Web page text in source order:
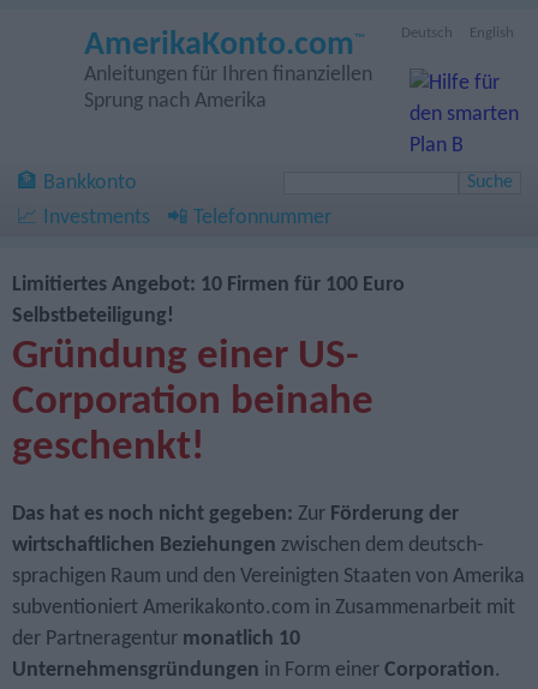
Deutsch English
AmerikaKonto.com ™
Anleitungen für Ihren finanziellen
Sprung nach Amerika
🏦 Bankkonto
📈 Investments
📲 Telefonnummer
Limitiertes Angebot: 10 Firmen für 100 Euro
Selbstbeteiligung!
Gründung einer US-
Corporation beinahe
geschenkt!
Das hat es noch nicht gegeben: Zur Förderung der
wirtschaftlichen Beziehungen zwischen dem deutsch­
sprachigen Raum und den Vereinigten Staaten von Amerika
sub­ventioniert Amerikakonto.com in Zusammen­arbeit mit
der Partner­agentur monatlich 10
Unternehmensgründungen in Form einer Corporation.